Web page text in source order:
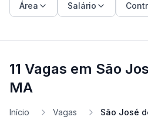
Área Salário
11 Vagas em São
MA
Início Vagas São José